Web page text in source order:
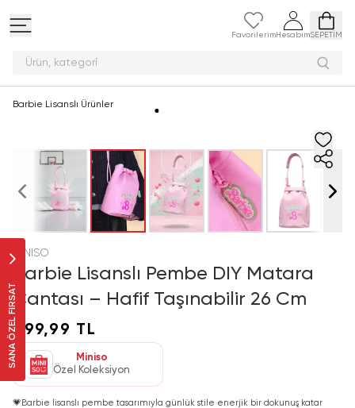
Favorilerim HesabımSEPETİM
Ürün, ka
SANA ÖZEL FIRSAT
Barbie Lisanslı Ürünler
MINISO
Barbie Lisanslı Pembe DIY Matara
Çantası – Hafif Taşınabilir 26 Cm
999,99 TL
Miniso
Özel Koleksiyon
💗 Barbie lisanslı pembe tasarımıyla günlük stile enerjik bir dokunuş katar